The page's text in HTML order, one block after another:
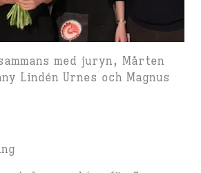
med juryn, Mårten
Lindén Urnes och Magnus